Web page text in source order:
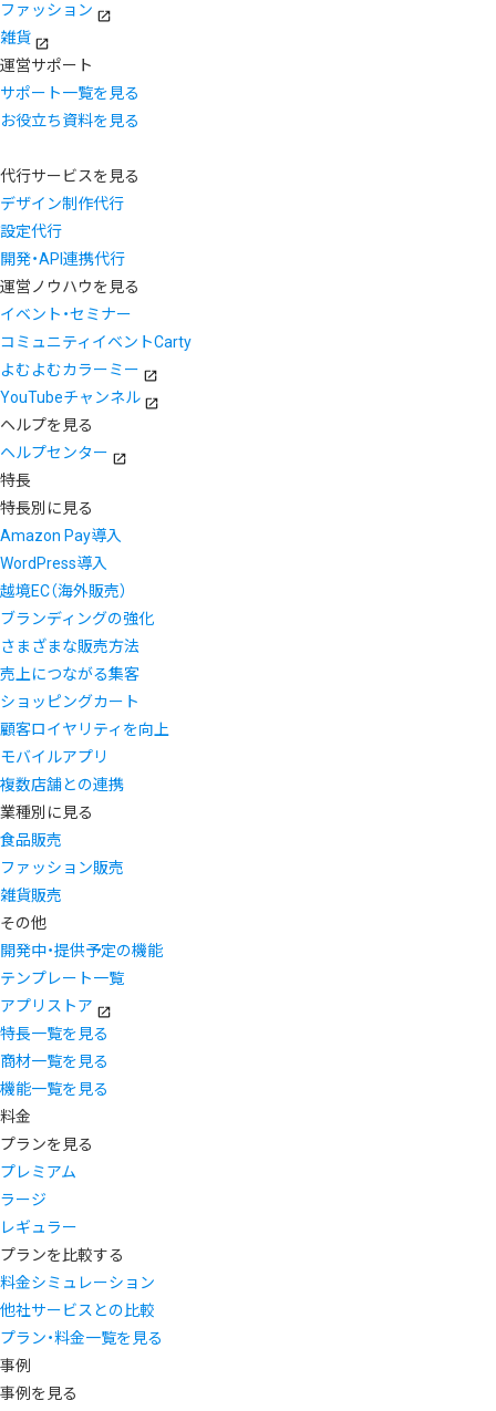
ファッション
雑貨
運営サポート
サポート一覧を見る
お役立ち資料を見る
代行サービスを見る
デザイン制作代行
設定代行
開発・API連携代行
運営ノウハウを見る
イベント・セミナー
コミュニティイベントCarty
よむよむカラーミー
YouTubeチャンネル
ヘルプを見る
ヘルプセンター
特長
特長別に見る
Amazon Pay導入
WordPress導入
越境EC（海外販売）
ブランディングの強化
さまざまな販売方法
売上につながる集客
ショッピングカート
顧客ロイヤリティを向上
モバイルアプリ
複数店舗との連携
業種別に見る
食品販売
ファッション販売
雑貨販売
その他
開発中・提供予定の機能
テンプレート一覧
アプリストア
特長一覧を見る
商材一覧を見る
機能一覧を見る
料金
プランを見る
プレミアム
ラージ
レギュラー
プランを比較する
料金シミュレーション
他社サービスとの比較
プラン・料金一覧を見る
事例
事例を見る